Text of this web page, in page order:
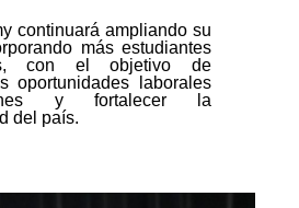
continuará ampliando su
más estudiantes
con el objetivo de
oportunidades laborales
y fortalecer la
del país.